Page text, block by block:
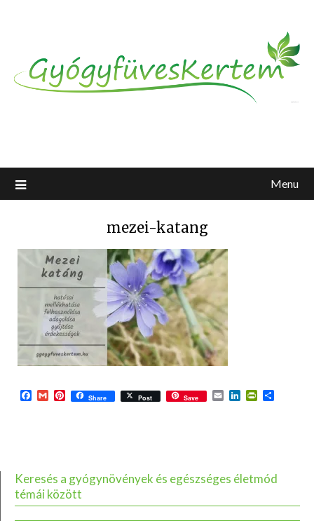
Menu
mezei-katang
Facebook
GmailPinterest
Share Post Save EmailLinkedIn
Keresés a gyógynövények és egészséges életmód
témái között